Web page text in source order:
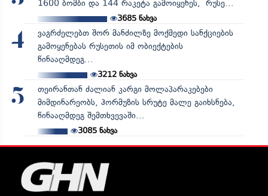
1600 ბომბი და 144 რაკეტა გამოიყენეს, რუსე...
3685ნახვა
4
ვაგრძელებთ შორ მანძილზე მოქმედი სანქციების
გამოყენებას რუსეთის იმ ობიექტების
წინააღმდეგ...
3212ნახვა
5
თეირანთან ძალიან კარგი მოლაპარაკებები
მიმდინარეობს, ჰორმუზის სრუტე მალე გაიხსნება,
წინააღმდეგ შემთხვევაში...
3085ნახვა